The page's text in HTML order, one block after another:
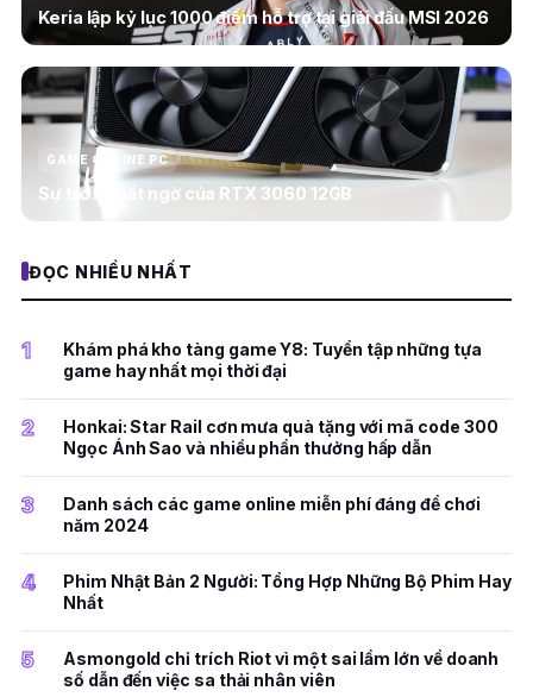
Keria lập kỷ lục 1000 điểm hỗ trợ tại giải đấu MSI 2026
GAME ONLINE PC
Sự trở lại bất ngờ của RTX 3060 12GB
ĐỌC NHIỀU NHẤT
1
Khám phá kho tàng game Y8: Tuyển tập những tựa
game hay nhất mọi thời đại
2
Honkai: Star Rail cơn mưa quà tặng với mã code 300
Ngọc Ánh Sao và nhiều phần thưởng hấp dẫn
3
Danh sách các game online miễn phí đáng để chơi
năm 2024
4
Phim Nhật Bản 2 Người: Tổng Hợp Những Bộ Phim Hay
Nhất
5
Asmongold chỉ trích Riot vì một sai lầm lớn về doanh
số dẫn đến việc sa thải nhân viên